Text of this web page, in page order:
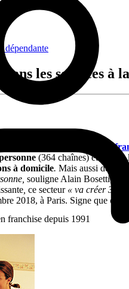
dépendante
les services à
2018 par la
Fédération
(364 chaînes) et devant
à domicile. Mais aussi des
souligne Alain Bosetti,
ce secteur« va créer 350
2018, à Paris. Signe que ce
franchise depuis 1991